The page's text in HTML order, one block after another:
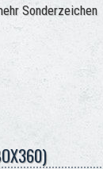
Sonderzeichen